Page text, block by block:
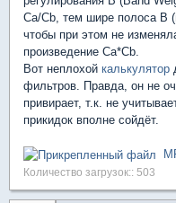
Ca/Cb, тем шире полоса B
чтобы при этом не
произведение Ca*Cb.
Вот неплохой калькулятор
фильтров. Правда, он не
привирает, т.к. не
прикидок вполне сойдёт.
Количество загрузок:: 503